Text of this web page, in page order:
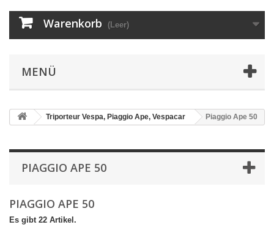
Warenkorb (Leer)
MENÜ
Triporteur Vespa, Piaggio Ape, Vespacar Piaggio Ape 50
PIAGGIO APE 50
PIAGGIO APE 50
Es gibt 22 Artikel.